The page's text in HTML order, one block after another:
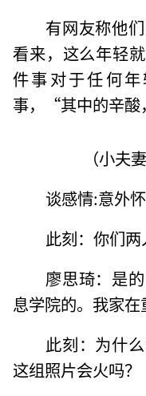
有网友称他
看来，这么年轻
件事对于任何
事，“其中的辛酸
（小夫
谈感情:意外
此刻：你们两
廖思琦：是
息学院的。我家在
此刻：为什
这组照片会火吗？